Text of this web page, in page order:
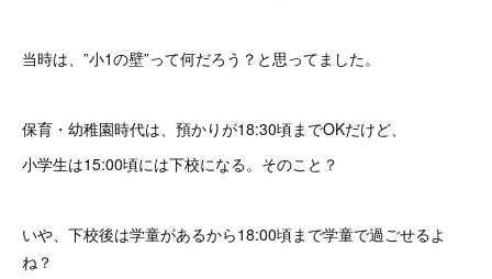
当時は、”小1の壁”って何だろう？と思ってました。
保育・幼稚園時代は、預かりが18:30頃までOKだけど、
小学生は15:00頃には下校になる。そのこと？
いや、下校後は学童があるから18:00頃まで学童で過ごせるよ
ね？